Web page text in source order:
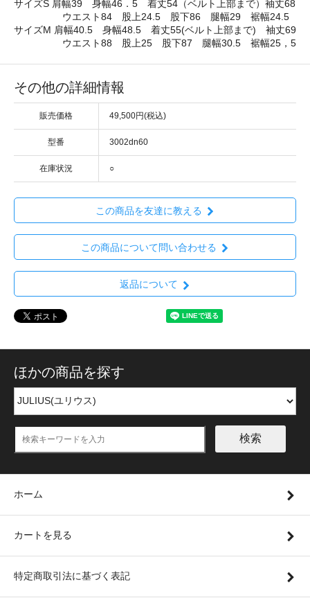
サイズS 肩幅39 身幅46．5 着丈54（ベルト上部まで）袖丈68
ウエスト84 股上24.5 股下86 腿幅29 裾幅24.5
サイズM 肩幅40.5 身幅48.5 着丈55(ベルト上部まで) 袖丈69
ウエスト88 股上25 股下87 腿幅30.5 裾幅25，5
その他の詳細情報
販売価格 49,500円(税込)
型番 3002dn60
在庫状況 ○
この商品を友達に教える
この商品について問い合わせる
返品について
ほかの商品を探す
検索
ホーム
カートを見る
特定商取引法に基づく表記